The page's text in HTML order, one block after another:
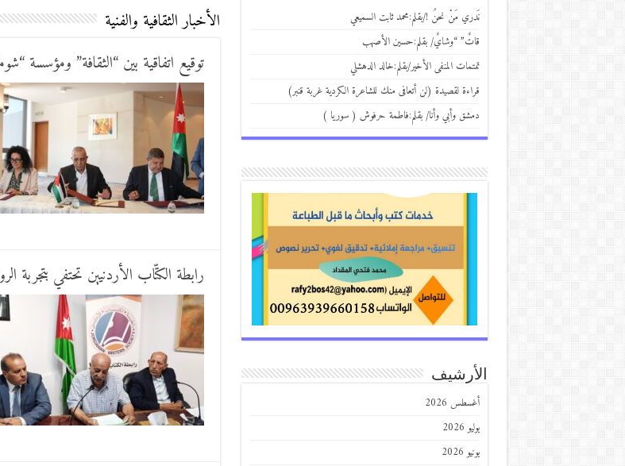
الأخبار الثقافية والفنية
توقيع اتفاقية بين “الثقافة” ومؤسسة
رابطة الكتّاب الأردنيين تحتفي بتجربة
نَدري مَنْ نحنُ !/بقلم:محمد ثابت السميعي
قاتٌ” “وشايٌ/ بقلم:حسين الأصهب
تمتمات المنفى الأخير/بقلم:خالد الدهشلي
قراءة لقصيدة (لن أتعافى منك للشاعرة الكردية غربة قنبر)
دمشق وأبي وأنا/ بقلم:فاطمة حرفوش ( سوريا )
الأرشيف
أغسطس 2026
يوليو 2026
يونيو 2026